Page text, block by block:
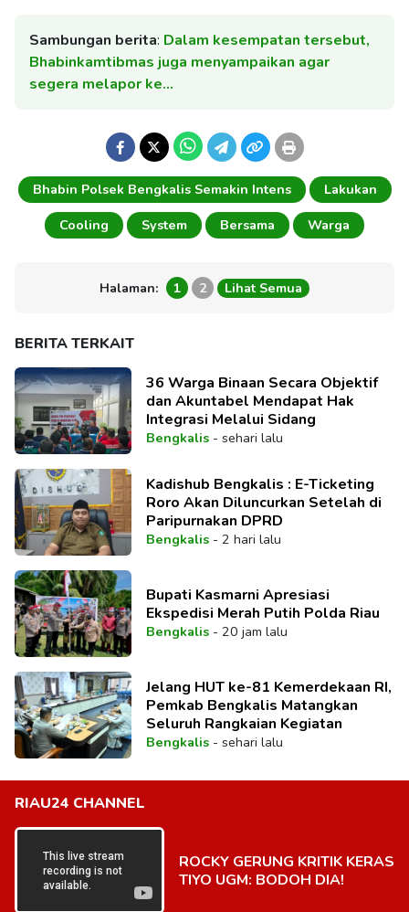
Sambungan berita: Dalam kesempatan tersebut,
Bhabinkamtibmas juga menyampaikan agar
segera melapor ke…
Bhabin Polsek Bengkalis Semakin Intens
Lakukan
Cooling
System Bersama Warga
Halaman: 1 2 Lihat Semua
BERITA TERKAIT
36 Warga Binaan Secara Objektif
dan Akuntabel Mendapat Hak
Integrasi Melalui Sidang
Bengkalis- sehari lalu
Kadishub Bengkalis : E-Ticketing
Roro Akan Diluncurkan Setelah di
Paripurnakan DPRD
Bengkalis- 2 hari lalu
Bupati Kasmarni Apresiasi
Ekspedisi Merah Putih Polda Riau
Bengkalis- 20 jam lalu
Jelang HUT ke-81 Kemerdekaan RI,
Pemkab Bengkalis Matangkan
Seluruh Rangkaian Kegiatan
Bengkalis- sehari lalu
RIAU24 CHANNEL
ROCKY GERUNG KRITIK KERAS
TIYO UGM: BODOH DIA!